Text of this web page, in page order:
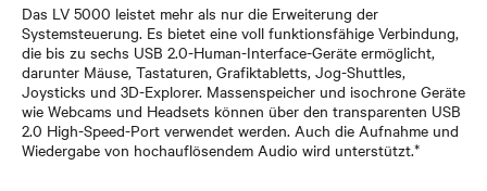
Das LV 5000 leistet mehr als nur die Erweiterung der
Systemsteuerung. Es bietet eine voll funktionsfähige Verbindung,
die bis zu sechs USB 2.0-Human-Interface-Geräte ermöglicht,
darunter Mäuse, Tastaturen, Grafiktabletts, Jog-Shuttles,
Joysticks und 3D-Explorer. Massenspeicher und isochrone Geräte
wie Webcams und Headsets können über den transparenten USB
2.0 High-Speed-Port verwendet werden. Auch die Aufnahme und
Wiedergabe von hochauflösendem Audio wird unterstützt.*